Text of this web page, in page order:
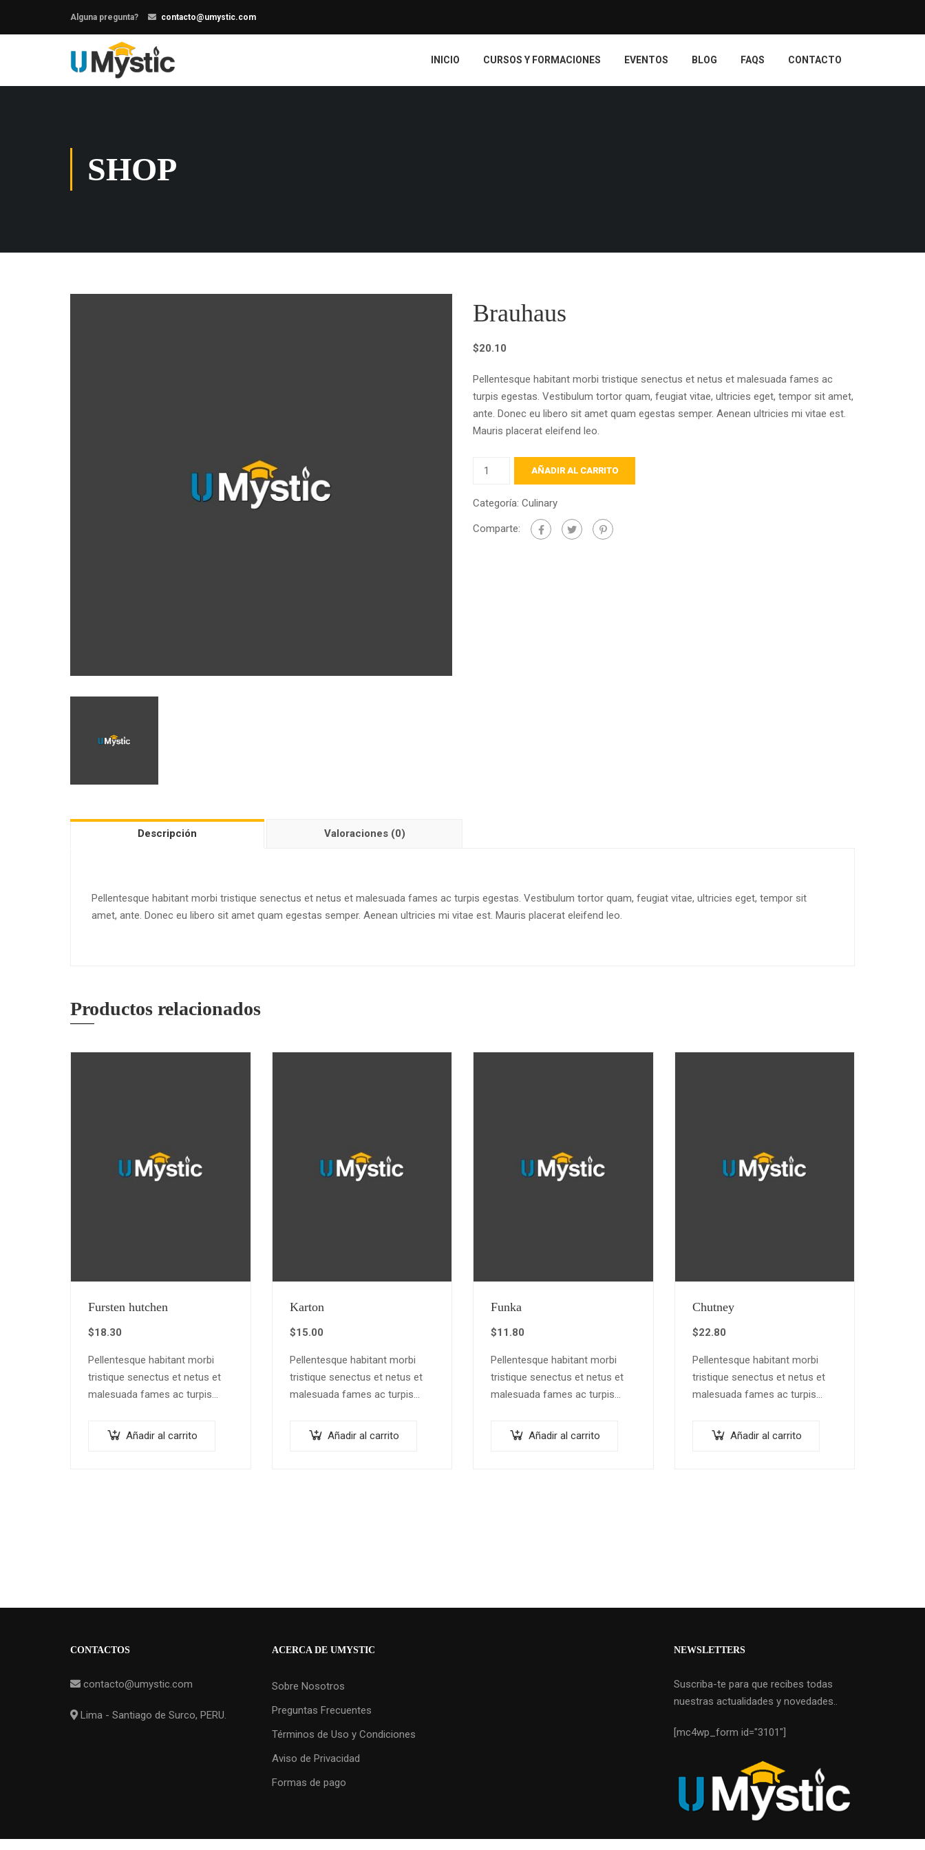
Alguna pregunta? contacto@umystic.com
INICIO CURSOS Y FORMACIONES EVENTOS BLOG FAQS CONTACTO
SHOP
Brauhaus
$20.10
Pellentesque habitant morbi tristique senectus et netus et malesuada fames ac
turpis egestas. Vestibulum tortor quam, feugiat vitae, ultricies eget, tempor sit amet,
ante. Donec eu libero sit amet quam egestas semper. Aenean ultricies mi vitae est.
Mauris placerat eleifend leo.
Brauhaus
AÑADIR AL CARRITO
Categoría: Culinary
Comparte:
Descripción Valoraciones (0)
Pellentesque habitant morbi tristique senectus et netus et malesuada fames ac turpis egestas. Vestibulum tortor quam, feugiat vitae, ultricies eget, tempor sit
amet, ante. Donec eu libero sit amet quam egestas semper. Aenean ultricies mi vitae est. Mauris placerat eleifend leo.
Productos relacionados
Fursten hutchen
$18.30
Pellentesque habitant morbi
tristique senectus et netus et
malesuada fames ac turpis
quam, feugiat vitae, ultricies
Añadir al carrito
Karton
$15.00
Pellentesque habitant morbi
tristique senectus et netus et
malesuada fames ac turpis
quam, feugiat vitae, ultricies
Añadir al carrito
Funka
$11.80
Pellentesque habitant morbi
tristique senectus et netus et
malesuada fames ac turpis
quam, feugiat vitae, ultricies
Añadir al carrito
Chutney
$22.80
Pellentesque habitant morbi
tristique senectus et netus et
malesuada fames ac turpis
quam, feugiat vitae, ultricies
Añadir al carrito
CONTACTOS
contacto@umystic.com
Lima - Santiago de Surco, PERU.
ACERCA DE UMYSTIC
Sobre Nosotros
Preguntas Frecuentes
Términos de Uso y Condiciones
Aviso de Privacidad
Formas de pago
NEWSLETTERS
Suscriba-te para que recibes todas
nuestras actualidades y novedades..
[mc4wp_form id="3101"]